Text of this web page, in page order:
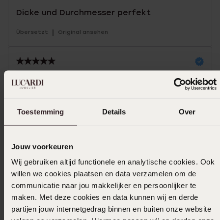
Toestemming Details Over
Jouw voorkeuren
Wij gebruiken altijd functionele en analytische cookies. Ook
willen we cookies plaatsen en data verzamelen om de
communicatie naar jou makkelijker en persoonlijker te
maken. Met deze cookies en data kunnen wij en derde
partijen jouw internetgedrag binnen en buiten onze website
Dicke und Durchmesser perfekt
Übersetzt | Original ansehen
Ein hochwertiges und nützliches Produkt.
Übersetzt | Original ansehen
Größe auswählen und bestellen